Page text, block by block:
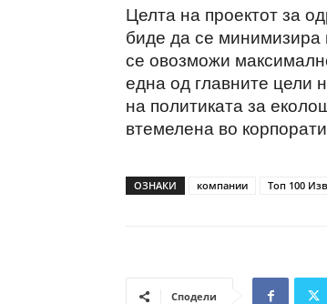
Целта на проектот за
биде да се минимизира
се овозможи
една од главните цели
на политиката за
втемелена во
ОЗНАКИ компании Топ 100
Сподели